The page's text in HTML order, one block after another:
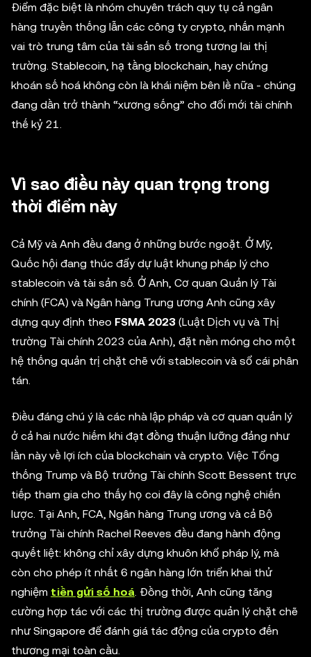
Điểm đặc biệt là nhóm chuyên trách quy tụ cả ngân
hàng truyền thống lẫn các công ty crypto, nhấn mạnh
vai trò trung tâm của tài sản số trong tương lai thị
trường. Stablecoin, hạ tầng blockchain, hay chứng
khoán số hoá không còn là khái niệm bên lề nữa - chúng
đang dần trở thành “xương sống” cho đổi mới tài chính
thế kỷ 21.
Vì sao điều này quan trọng trong
thời điểm này
Cả Mỹ và Anh đều đang ở những bước ngoặt. Ở Mỹ,
Quốc hội đang thúc đẩy dự luật khung pháp lý cho
stablecoin và tài sản số. Ở Anh, Cơ quan Quản lý Tài
chính (FCA) và Ngân hàng Trung ương Anh cũng xây
dựng quy định theo FSMA 2023 (Luật Dịch vụ và Thị
trường Tài chính 2023 của Anh), đặt nền móng cho một
hệ thống quản trị chặt chẽ với stablecoin và sổ cái phân
tán.
Điều đáng chú ý là các nhà lập pháp và cơ quan quản lý
ở cả hai nước hiếm khi đạt đồng thuận lưỡng đảng như
lần này về lợi ích của blockchain và crypto. Việc Tổng
thống Trump và Bộ trưởng Tài chính Scott Bessent trực
tiếp tham gia cho thấy họ coi đây là công nghệ chiến
lược. Tại Anh, FCA, Ngân hàng Trung ương và cả Bộ
trưởng Tài chính Rachel Reeves đều đang hành động
quyết liệt: không chỉ xây dựng khuôn khổ pháp lý, mà
còn cho phép ít nhất 6 ngân hàng lớn triển khai thử
nghiệm tiền gửi số hoá. Đồng thời, Anh cũng tăng
cường hợp tác với các thị trường được quản lý chặt chẽ
như Singapore để đánh giá tác động của crypto đến
thương mại toàn cầu.